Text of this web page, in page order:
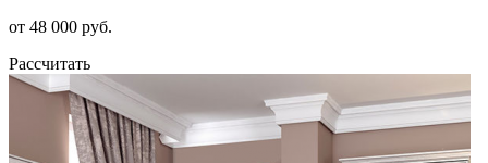
от 48 000 руб.
Рассчитать